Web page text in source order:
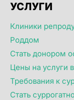
УСЛУГИ
Клиники
Роддом
Стать донором
Цены на услуги
Требования к
Стать